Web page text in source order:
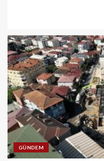
GÜNDEM